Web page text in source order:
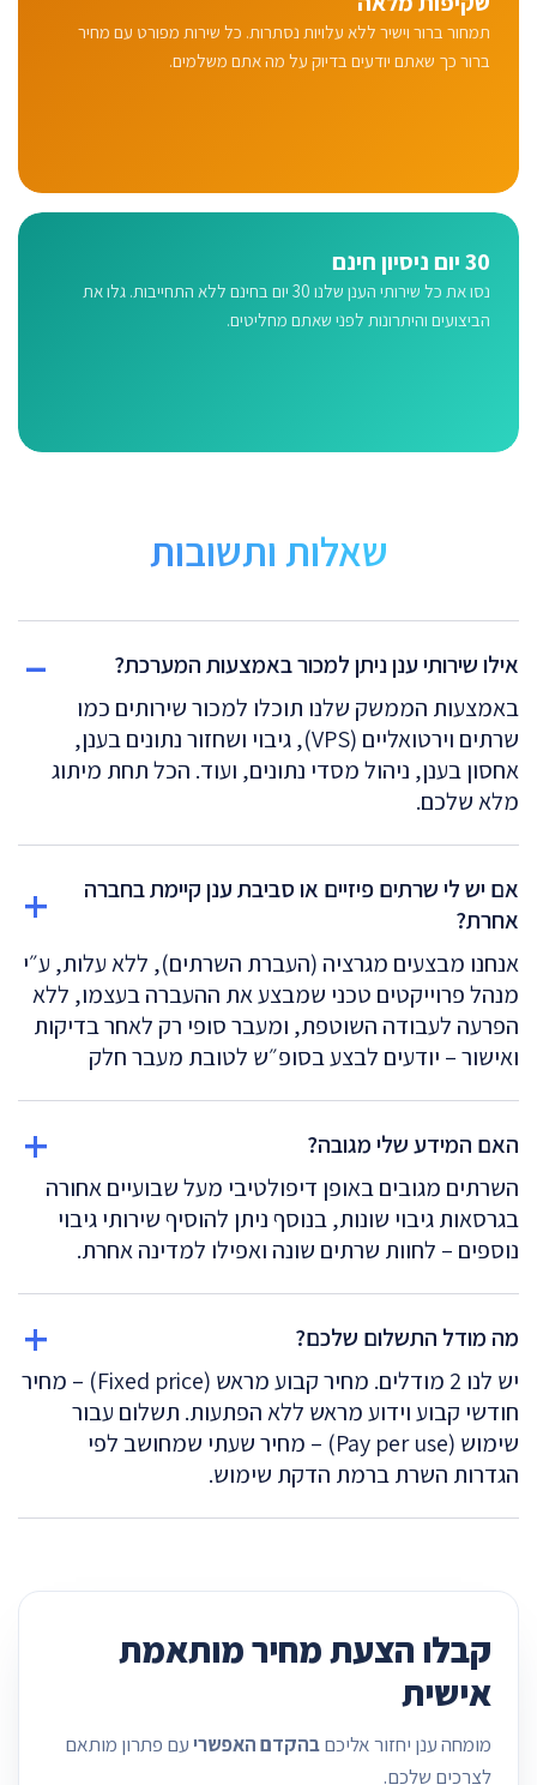
תמחור ברור וישיר ללא עלויות נסתרות. כל שירות מפורט עם מחיר
ברור כך שאתם יודעים בדיוק על מה אתם משלמים.
30 יום ניסיון חינם
נסו את כל שירותי הענן שלנו 30 יום בחינם ללא התחייבות. גלו את
הביצועים והיתרונות לפני שאתם מחליטים.
שאלות ותשובות
אילו שירותי ענן ניתן למכור באמצעות המערכת?
באמצעות הממשק שלנו תוכלו למכור שירותים כמו
שרתים וירטואליים (VPS), גיבוי ושחזור נתונים בענן,
אחסון בענן, ניהול מסדי נתונים, ועוד. הכל תחת מיתוג
מלא שלכם.
אם יש לי שרתים פיזיים או סביבת ענן קיימת בחברה
אחרת?
אנחנו מבצעים מגרציה (העברת השרתים), ללא עלות, ע״י
מנהל פרוייקטים טכני שמבצע את ההעברה בעצמו, ללא
הפרעה לעבודה השוטפת, ומעבר סופי רק לאחר בדיקות
ואישור – יודעים לבצע בסופ״ש לטובת מעבר חלק
האם המידע שלי מגובה?
השרתים מגובים באופן דיפולטיבי מעל שבועיים אחורה
בגרסאות גיבוי שונות, בנוסף ניתן להוסיף שירותי גיבוי
נוספים – לחוות שרתים שונה ואפילו למדינה אחרת.
מה מודל התשלום שלכם?
יש לנו 2 מודלים. מחיר קבוע מראש (Fixed price) – מחיר
חודשי קבוע וידוע מראש ללא הפתעות. תשלום עבור
שימוש (Pay per use) – מחיר שעתי שמחושב לפי
הגדרות השרת ברמת הדקת שימוש.
קבלו הצעת מחיר מותאמת
אישית
מומחה ענן יחזור אליכםבהקדם האפשרי עם פתרון מותאם
לצרכים שלכם.